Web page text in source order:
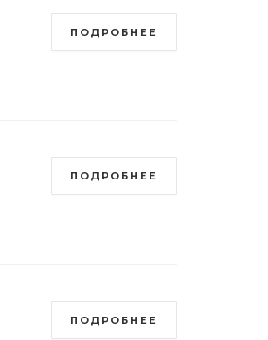
ПОДРОБНЕЕ
ПОДРОБНЕЕ
ПОДРОБНЕЕ